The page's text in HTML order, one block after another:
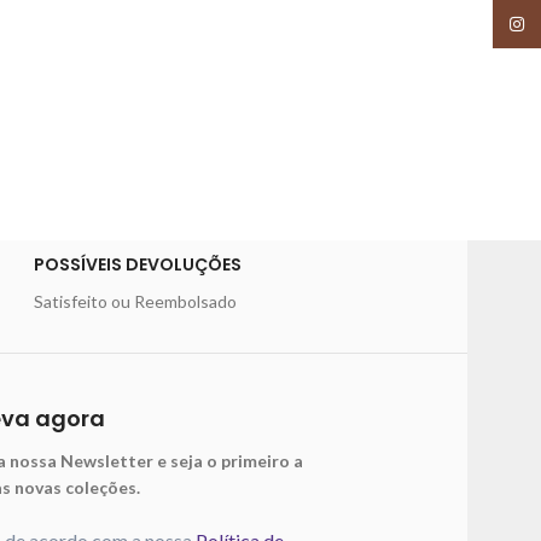
POSSÍVEIS DEVOLUÇÕES
Satisfeito ou Reembolsado
agora
nossa Newsletter e seja o primeiro a
novas coleções.